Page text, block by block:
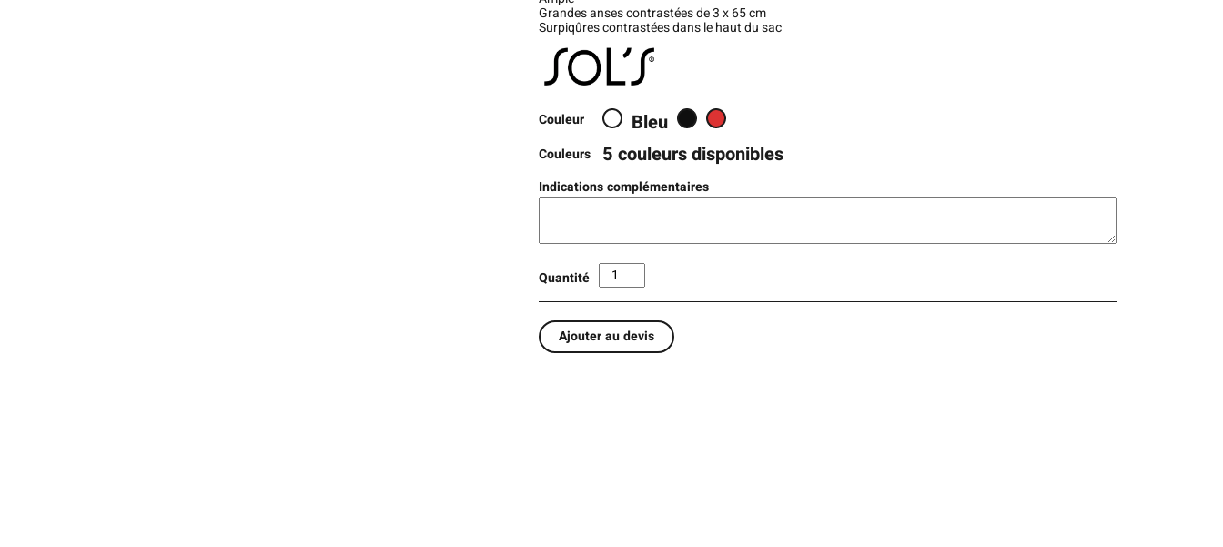
Grandes anses contrastées de 3 x 65 cm
Surpiqûres contrastées dans le haut du sac
Couleur Bleu
Couleurs 5 couleurs disponibles
Indications complémentaires
Quantité
Ajouter au devis